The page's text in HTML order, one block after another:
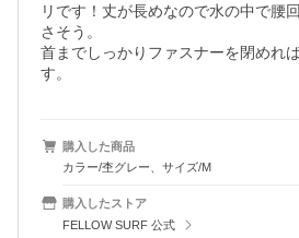
リです！丈が長めなので水の中で腰
さそう。
首までしっかりファスナーを閉めれ
す。
購入した商品
カラー/杢グレー、サイズ/M
購入したストア
FELLOW SURF 公式